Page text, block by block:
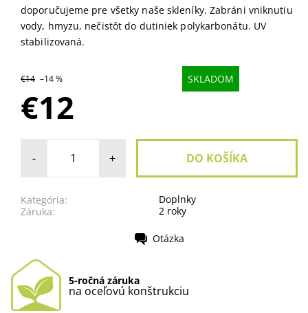
doporučujeme pre všetky naše skleníky. Zabráni vniknutiu
vody, hmyzu, nečistôt do dutiniek polykarbonátu. UV
stabilizovaná.
€14 –14 % SKLADOM
€12
- +
Kategória:
Doplnky
Záruka:
2 roky
Otázka
5-ročná záruka
na oceľovú konštrukciu